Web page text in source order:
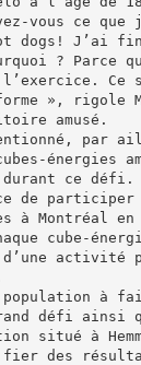
vous ce que
dogs! J’ai
? Parce
Ce
», rigole
amusé.
par
énergies
ce défi.
de
à Montréal
cube-
activité
à
défi ainsi
situé à
fier des